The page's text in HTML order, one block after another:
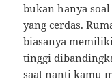
bukan hanya
yang cerdas.
biasanya
tinggi
saat nanti kamu